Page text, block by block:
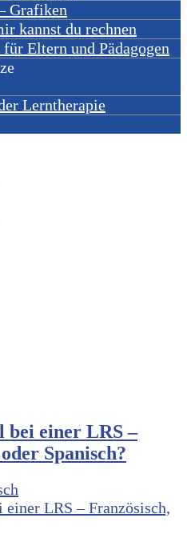
Grafiken
kannst du rechnen
Eltern und Pädagogen
Lerntherapie
bei einer LRS –
Spanisch?